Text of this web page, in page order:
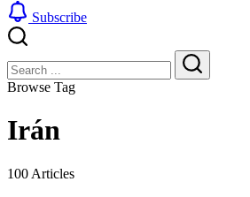
Subscribe
Search
Search
Browse Tag
Irán
100 Articles